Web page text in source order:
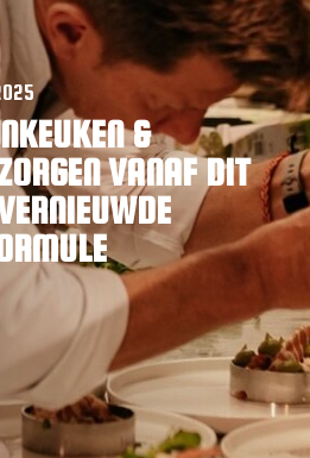
&
VANAF DIT
FANSHOP
FAQ
VACATURES
CONTACTEER ONS